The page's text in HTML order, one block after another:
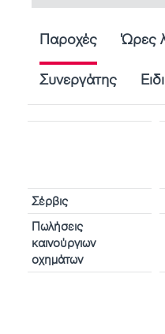
Παροχές Ώρες
Συνεργάτης
Σέρβις
Πωλήσεις
καινούργιων
οχημάτων